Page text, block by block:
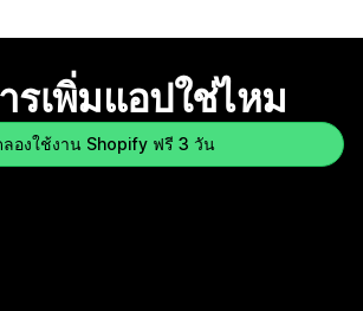
รเพิ่มแอปใช่ไหม
องใช้งาน Shopify ฟรี 3 วัน